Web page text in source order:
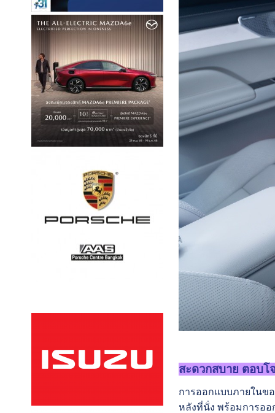
สะดวกสบาย ตอบโ
การออกแบบภายในข
หลังที่นั่ง พร้อมการออ